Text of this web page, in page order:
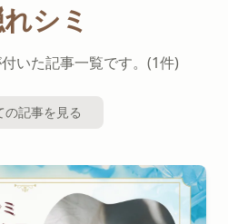
シミ
いた記事一覧です。(1件)
の記事を見る